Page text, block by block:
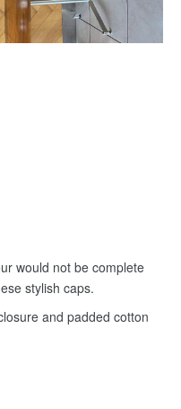
would not be complete
stylish caps.
and padded cotton